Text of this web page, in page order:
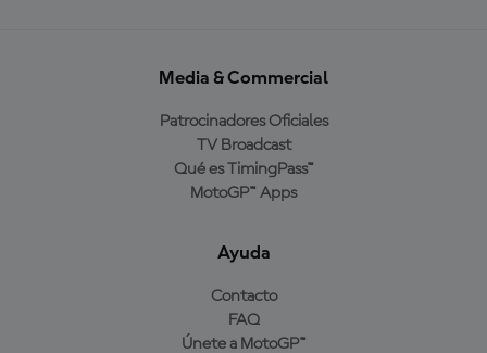
Media & Commercial
Patrocinadores Oficiales
TV Broadcast
Qué es TimingPass™
MotoGP™ Apps
Ayuda
Contacto
FAQ
Únete a MotoGP™